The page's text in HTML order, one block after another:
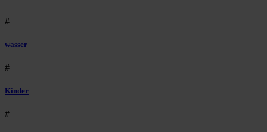
#
wasser
#
Kinder
#